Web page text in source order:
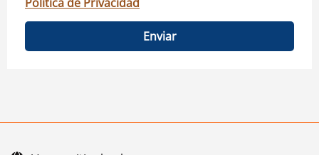
Política de Privacidad
Enviar